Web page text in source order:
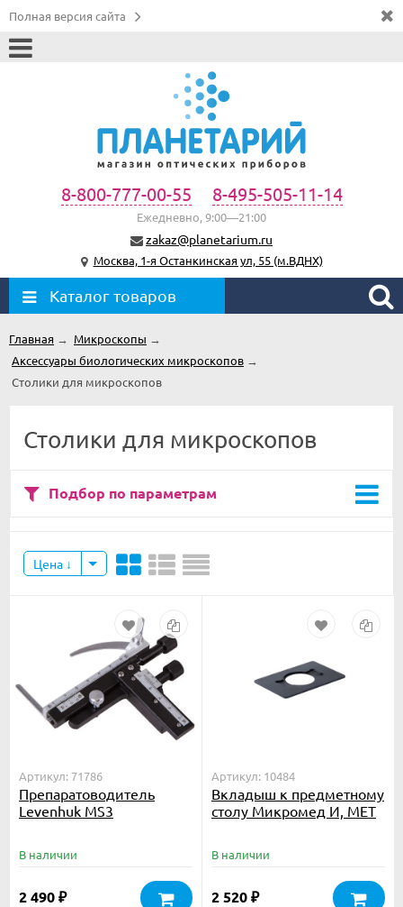
Полная версия сайта
8-800-777-00-55 8-495-505-11-14
Ежедневно, 9:00—21:00
zakaz@planetarium.ru
Москва, 1-я Останкинская ул, 55 (м.ВДНХ)
Каталог товаров
Главная → Микроскопы →
Аксессуары биологических микроскопов →
Столики для микроскопов
Столики для микроскопов
Подбор по параметрам
Цена
Артикул: 71786
Препаратоводитель
Levenhuk MS3
В наличии
2 490 ₽
Артикул: 10484
Вкладыш к предметному
столу Микромед И, МЕТ
В наличии
2 520 ₽